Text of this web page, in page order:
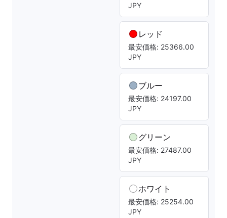
JPY
レッド
最安価格: 25366.00
JPY
ブルー
最安価格: 24197.00
JPY
グリーン
最安価格: 27487.00
JPY
ホワイト
最安価格: 25254.00
JPY